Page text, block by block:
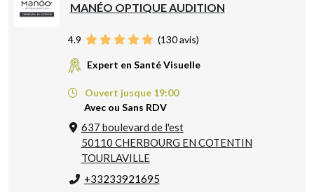
MANÉO OPTIQUE AUDITION
4.9 (130avis)
Expert en Santé Visuelle
Ouvert jusque 19:00
Avec ou Sans RDV
637 boulevard de l'est
50110 CHERBOURG EN COTENTIN
TOURLAVILLE
+33233921695